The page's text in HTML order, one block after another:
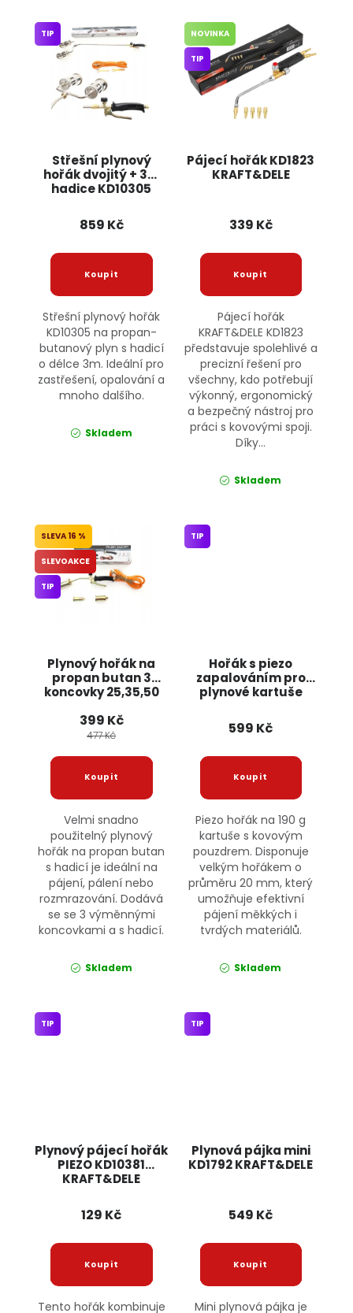
Střešní plynový
hořák dvojitý + 3m
hadice KD10305
TIP
859 Kč
Střešní plynový hořák
KD10305 na propan-
butanový plyn s hadicí
o délce 3m. Ideální pro
zastřešení, opalování a
mnoho dalšího.
Skladem
Pájecí hořák KD1823
KRAFT&DELE
NOVINKA
TIP
339 Kč
Pájecí hořák
KRAFT&DELE KD1823
představuje spolehlivé a
precizní řešení pro
všechny, kdo potřebují
výkonný, ergonomický
a bezpečný nástroj pro
práci s kovovými spoji.
Díky...
Skladem
Plynový hořák na
propan butan 3
koncovky 25,35,50
KD10302 KRAFT&DELE
16 %
SLEVOAKCE
TIP
399 Kč
477 Kč
Velmi snadno
použitelný plynový
hořák na propan butan
s hadicí je ideální na
pájení, pálení nebo
rozmrazování. Dodává
se se 3 výměnnými
koncovkami a s hadicí.
Skladem
Hořák s piezo
zapalováním pro
plynové kartuše
TIP
599 Kč
Piezo hořák na 190 g
kartuše s kovovým
pouzdrem. Disponuje
velkým hořákem o
průměru 20 mm, který
umožňuje efektivní
pájení měkkých i
tvrdých materiálů.
Skladem
Plynový pájecí hořák
PIEZO KD10381
KRAFT&DELE
TIP
129 Kč
Tento hořák kombinuje
Plynová pájka mini
KD1792 KRAFT&DELE
TIP
549 Kč
Mini plynová pájka je